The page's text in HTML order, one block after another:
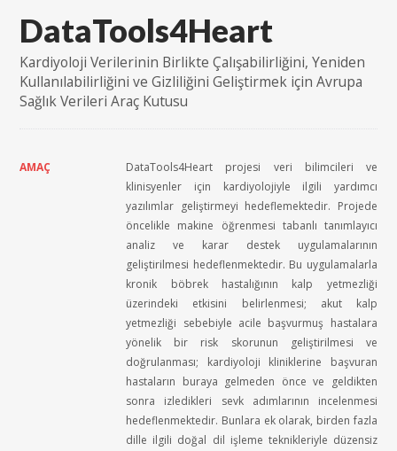
DataTools4Heart
Kardiyoloji Verilerinin Birlikte Çalışabilirliğini, Yeniden
Kullanılabilirliğini ve Gizliliğini Geliştirmek için Avrupa
Sağlık Verileri Araç Kutusu
AMAÇ DataTools4Heart projesi veri bilimcileri
ve
klinisyenler
için kardiyolojiyle ilgili
yardımcı
yazılımlar geliştirmeyi hedeflemektedir. Projede
öncelikle makine öğrenmesi tabanlı tanımlayıcı
analiz
ve karar destek
uygulamalarının
geliştirilmesi hedeflenmektedir. Bu uygulamalarla
kronik
böbrek hastalığının kalp
yetmezliği
üzerindeki
etkisini belirlenmesi; akut
kalp
yetmezliği sebebiyle acile başvurmuş hastalara
yönelik
bir risk skorunun geliştirilmesi
ve
doğrulanması; kardiyoloji kliniklerine
başvuran
hastaların buraya gelmeden önce ve
geldikten
sonra
izledikleri sevk adımlarının
incelenmesi
hedeflenmektedir. Bunlara ek olarak, birden fazla
dille ilgili doğal dil işleme teknikleriyle düzensiz